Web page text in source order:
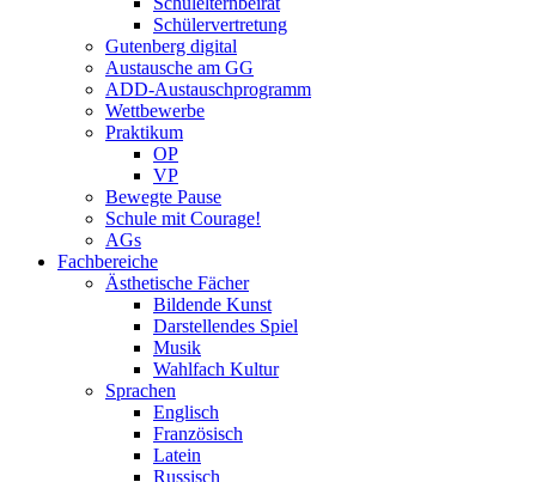
Schülervertretung
Gutenberg digital
Austausche am GG
ADD-Austauschprogramm
Wettbewerbe
Praktikum
OP
VP
Bewegte Pause
Schule mit Courage!
AGs
Fachbereiche
Ästhetische Fächer
Bildende Kunst
Darstellendes Spiel
Musik
Wahlfach Kultur
Sprachen
Englisch
Französisch
Latein
Russisch